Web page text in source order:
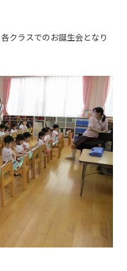
クラスでのお誕生会となり